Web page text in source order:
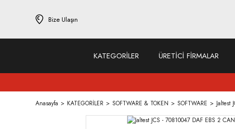
Bize Ulaşın
KATEGORİLER ÜRETİCİ FİRMALAR
Anasayfa KATEGORİLER SOFTWARE & TOKEN SOFTWARE Jaltest